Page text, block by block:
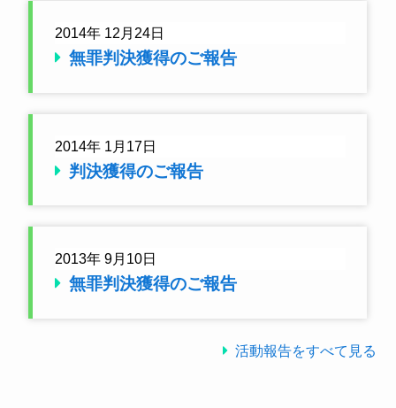
2014年 12月24日
無罪判決獲得のご報告
2014年 1月17日
判決獲得のご報告
2013年 9月10日
無罪判決獲得のご報告
活動報告をすべて見る